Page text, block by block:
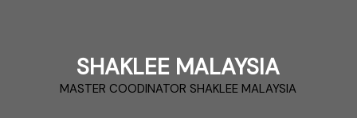
SHAKLEE MALAYSIA
MASTER COODINATOR SHAKLEE MALAYSIA